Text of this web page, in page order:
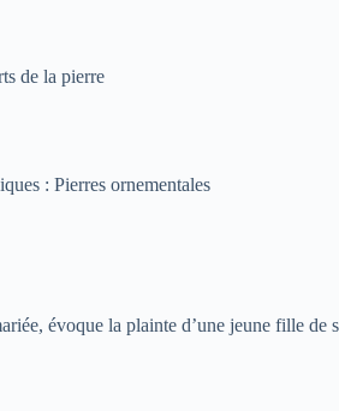
de la pierre
: Pierres ornementales
évoque la plainte d’une jeune fille de